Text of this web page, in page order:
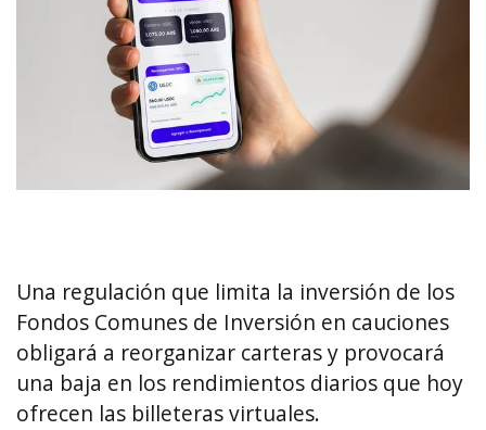
Una regulación que limita la inversión de los
Fondos Comunes de Inversión en cauciones
obligará a reorganizar carteras y provocará
una baja en los rendimientos diarios que hoy
ofrecen las billeteras virtuales.